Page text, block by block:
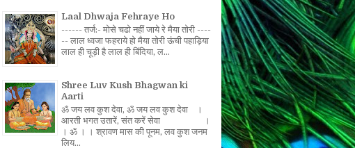
Laal Dhwaja Fehraye Ho
------ तर्ज:- मोसे चढो नहीं जाये रे मैया तोरी ----
-- लाल ध्वजा फहराये हो मैया तोरी ऊंची पहाड़िया
लाल ही चूड़ी है लाल ही बिंदिया, ल...
Shree Luv Kush Bhagwan ki
Aarti
ॐ जय लव कुश देवा, ॐ जय लव कुश देवा ।
आरती भगत उतारें, संत करें सेवा ।
। ॐ । । श्रावण मास की पूनम, लव कुश जनम
लिय...